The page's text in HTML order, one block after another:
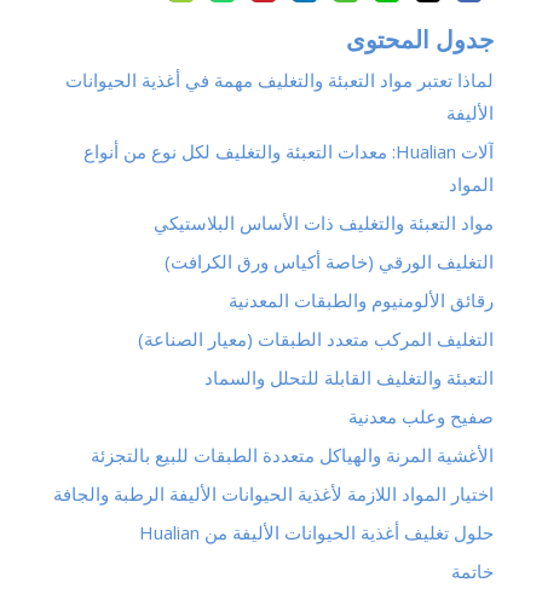
جدول المحتوى
لماذا تعتبر مواد التعبئة والتغليف مهمة في أغذية الحيوانات
الأليفة
آلات Hualian: معدات التعبئة والتغليف لكل نوع من أنواع
المواد
مواد التعبئة والتغليف ذات الأساس البلاستيكي
التغليف الورقي (خاصة أكياس ورق الكرافت)
رقائق الألومنيوم والطبقات المعدنية
التغليف المركب متعدد الطبقات (معيار الصناعة)
التعبئة والتغليف القابلة للتحلل والسماد
صفيح وعلب معدنية
الأغشية المرنة والهياكل متعددة الطبقات للبيع بالتجزئة
اختيار المواد اللازمة لأغذية الحيوانات الأليفة الرطبة والجافة
حلول تغليف أغذية الحيوانات الأليفة من Hualian
خاتمة